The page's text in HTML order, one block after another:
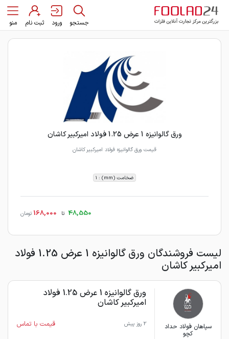
جستجو ورود ثبت نام منو
ورق گالوانیزه 1 عرض 1.25 فولاد امیرکبیر کاشان
قیمت ورق گالوانیزه فولاد امیرکبیر کاشان
ضخامت (mm) : 1
48,550 تا 168,000 تومان
لیست فروشندگان ورق گالوانیزه 1 عرض 1.25 فولاد
امیرکبیر کاشان
سپاهان فولاد حداد
کچو
ورق گالوانیزه 1 عرض 1.25 فولاد
امیرکبیر کاشان
2 روز پیش قیمت با تماس